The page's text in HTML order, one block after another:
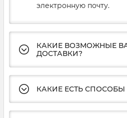
электронную почту.
КАКИЕ ВОЗМОЖНЫЕ
ДОСТАВКИ?
КАКИЕ ЕСТЬ